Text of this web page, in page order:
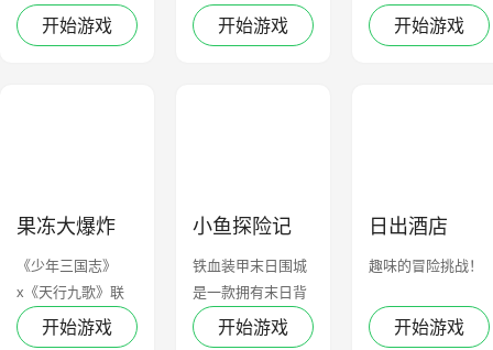
开始游戏 开始游戏 开始游戏
果冻大爆炸
《少年三国志》
x《天行九歌》联
动活动！
开始游戏
小鱼探险记
铁血装甲末日围城
是一款拥有末日背
景的冒险游戏
开始游戏
日出酒店
趣味的冒险挑战！
开始游戏